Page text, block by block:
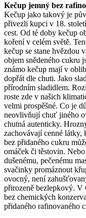
Kečup jemný bez
Kečup jako takový je
přivezli kupci v 18.
cest. Od té doby kečup
koření v celém světě.
kečup se stane hvězdou
objem snědeného cukru
známo kečup mají v
dopřát dle chuti. Jako
přírodním sladidlem.
roste zde v našich
velmi prospěšné. Co je
neovlivňují chuť jiného
chutná autenticky.
zachovávají cenné látky,
bez přidaného cukru
omáček či těstovin.
dušenému, pečenému
svačinky promáznout
ovocný, není
přirozeně bezlepkový. V
bez chemických
přidaného rafinovaného